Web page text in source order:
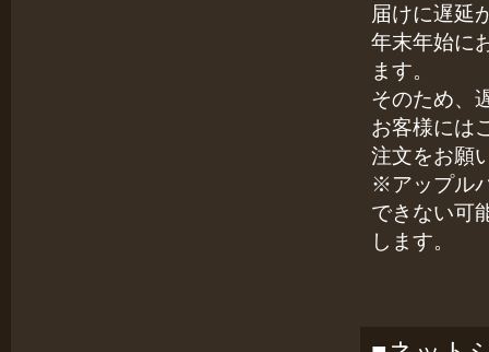
届けに遅延
年末年始に
ます。
そのため、
お客様には
注文をお願
※アップル
できない可
します。